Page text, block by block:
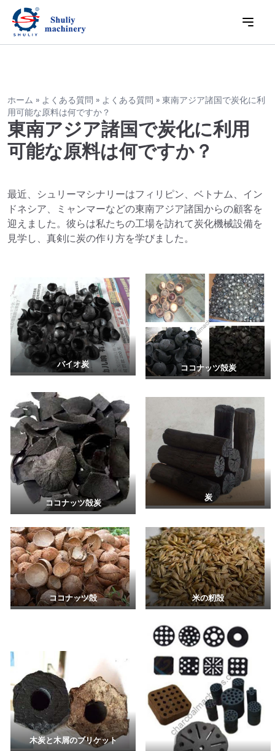
ホーム » よくある質問 » よくある質問 » 東南アジア諸国で炭化に利
用可能な原料は何ですか？
東南アジア諸国で炭化に利用
可能な原料は何ですか？
最近、シュリーマシナリーはフィリピン、ベトナム、イン
ドネシア、ミャンマーなどの東南アジア諸国からの顧客を
迎えました。彼らは私たちの工場を訪れて炭化機械設備を
見学し、真剣に炭の作り方を学びました。
バイオ炭 ココナッツ殻炭
ココナッツ殻炭
炭
ココナッツ殻 米の籾殻
木炭と木屑のブリケット